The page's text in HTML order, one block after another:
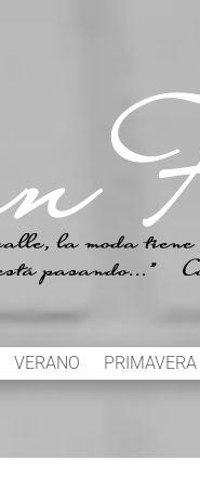
VERANO PRIMAVERA